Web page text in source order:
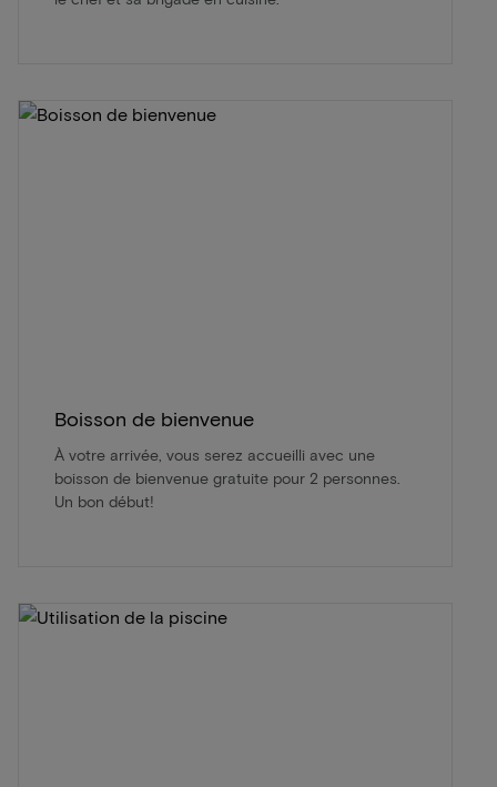
Boisson de bienvenue
À votre arrivée, vous serez accueilli avec une
boisson de bienvenue gratuite pour 2 personnes.
Un bon début!